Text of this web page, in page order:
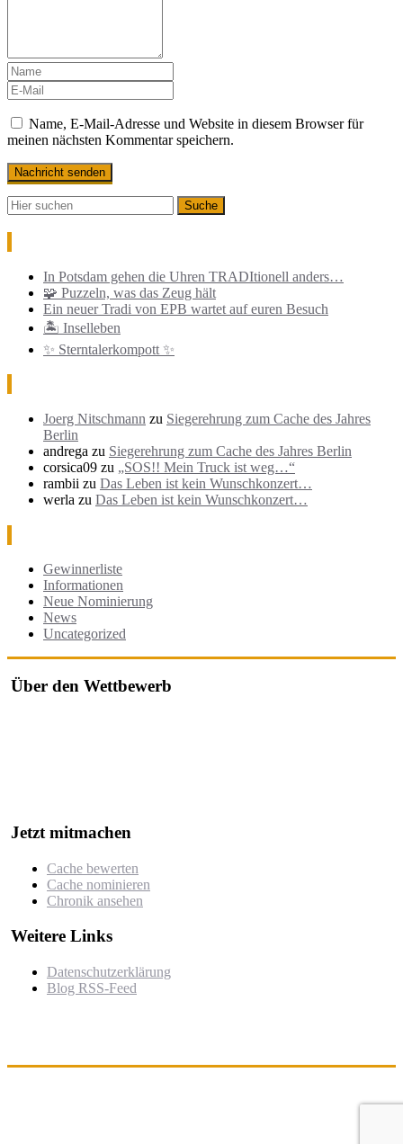
Name, E-Mail-Adresse und Website in diesem Browser für
meinen nächsten Kommentar speichern.
In Potsdam gehen die Uhren TRADItionell anders…
🧩 Puzzeln, was das Zeug hält
Ein neuer Tradi von EPB wartet auf euren Besuch
🏝️ Inselleben
✨ Sterntalerkompott ✨
Joerg Nitschmann zu Siegerehrung zum Cache des Jahres
Berlin
andrega zu Siegerehrung zum Cache des Jahres Berlin
corsica09 zu „SOS!! Mein Truck ist weg…“
rambii zu Das Leben ist kein Wunschkonzert…
werla zu Das Leben ist kein Wunschkonzert…
Gewinnerliste
Informationen
Neue Nominierung
News
Uncategorized
Über den Wettbewerb
Jetzt mitmachen
Cache bewerten
Cache nominieren
Chronik ansehen
Weitere Links
Datenschutzerklärung
Blog RSS-Feed